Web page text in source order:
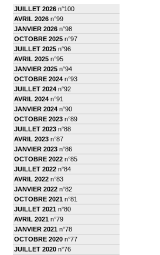
JUILLET 2026 n°100
AVRIL 2026 n°99
JANVIER 2026 n°98
OCTOBRE 2025 n°97
JUILLET 2025 n°96
AVRIL 2025 n°95
JANVIER 2025 n°94
OCTOBRE 2024 n°93
JUILLET 2024 n°92
AVRIL 2024 n°91
JANVIER 2024 n°90
OCTOBRE 2023 n°89
JUILLET 2023 n°88
AVRIL 2023 n°87
JANVIER 2023 n°86
OCTOBRE 2022 n°85
JUILLET 2022 n°84
AVRIL 2022 n°83
JANVIER 2022 n°82
OCTOBRE 2021 n°81
JUILLET 2021 n°80
AVRIL 2021 n°79
JANVIER 2021 n°78
OCTOBRE 2020 n°77
JUILLET 2020 n°76